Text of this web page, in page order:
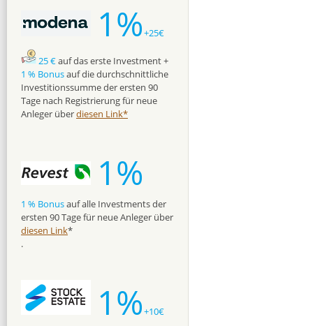
1%+25€
25 €auf das erste Investment +
1 % Bonusauf die durchschnittliche
Investitionssumme der ersten 90
Tage nach Registrierung für neue
Anleger überdiesen Link*
1%
1 % Bonusauf alle Investments der
ersten 90 Tage für neue Anleger über
diesen Link*
.
1%+10€